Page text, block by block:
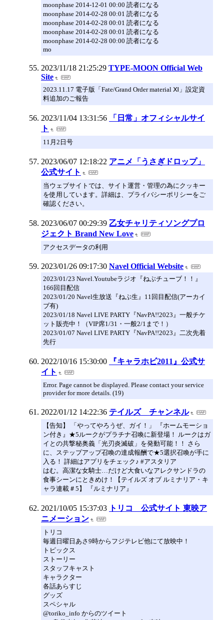
moonphase 2014-12-01 00:00 読者になる
moonphase 2014-02-28 00:01 読者になる
moonphase 2014-02-28 00:01 読者になる
moonphase 2014-02-28 00:01 読者になる
moonphase 2014-02-28 00:00 読者になる
mo
2023/11/18 21:25:29 TYPE-MOON Official Web
Site
2023.11.17 電子版「Fate/Grand Order material Ⅺ」設定資
料追加のご報告
2023/11/04 13:31:56
「日常」オフィシャルサイ
ト
11月2日号
2023/06/07 12:18:22 アニメ「うさぎドロップ」
公式サイト
当ウェブサイトでは、サイト運営・管理の為にクッキー
を使用しています。詳細は、プライバシーポリシーをご
確認ください。
2023/06/07 00:29:39 乙女チャリティソングプロ
ジェクト Brand New Love
アクセスデータの利用
2023/01/26 09:17:30 Navel Official Website
2023/01/23 Navel.Youtubeラジオ『ねぶチューブ！！』
166回目配信
2023/01/20 Navel生放送『ねぶ生』11回目配信(アーカイ
ブ有)
2023/01/18 Navel LIVE PARTY『NavPA!!2023』一般チケ
ット販売中！（VIP席1/31・一般2/1まで！）
2023/01/07 Navel LIVE PARTY『NavPA!!2023』二次先着
先行
2022/10/16 15:30:00
『キャラホビ2011』公式サ
イト
Error. Page cannot be displayed. Please contact your service
provider for more details. (19)
2022/01/12 14:22:36 テイルズ チャンネル
【告知】 「やってやろうぜ、ガイ！」 『ホームモーショ
ン付き』★5ルークがプラチナ召喚に新登場！ ルークはガ
イとの共撃秘奥義「光刃炎滅破」を発動可能！！ さら
に、ステップアップ召喚の達成報酬で★5選択召喚が手に
入る！ 詳細はアプリをチェック♪ #アスタリア
はむ。高潔な女騎士…だけど大食いなアレクサンドラの
食事シーンにときめけ！【テイルズ オブ ルミナリア・キ
ャラ連載＃5】 『ルミナリア』
2021/10/05 15:37:03
トリコ 公式サイト 東映ア
ニメーション
トリコ
毎週日曜日あさ9時からフジテレビ他にて放映中！
トピックス
ストーリー
スタッフキャスト
キャラクター
各話あらすじ
グッズ
スペシャル
@toriko_info からのツイート